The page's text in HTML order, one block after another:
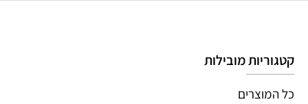
קטגוריות מובילות
כל המוצרים